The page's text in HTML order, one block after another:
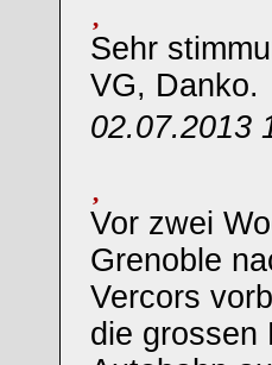
Sehr
VG, Danko.
02.07.2013
Vor zwei
Grenoble
Vercors
die grossen